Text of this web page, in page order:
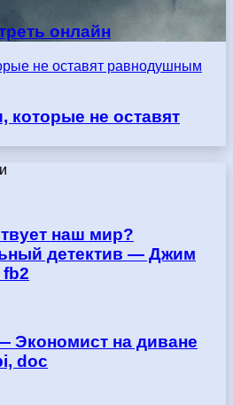
онлайн
не оставят равнодушным
которые не оставят
наш мир?
детектив — Джим
fb2
Экономист на диване
doc